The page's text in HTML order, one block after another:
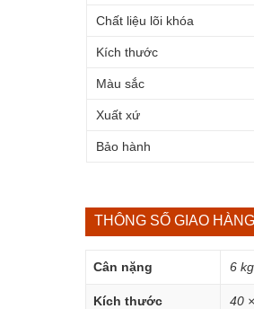
Chất liệu lõi khóa
Kích thước
Màu sắc
Xuất xứ
Bảo hành
THÔNG SỐ GIAO HÀNG
Cân nặng 6 kg
Kích thước 40